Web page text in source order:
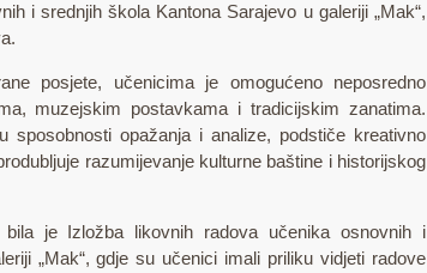
i srednjih škola Kantona Sarajevo u galeriji „Mak“,
posjete, učenicima je omogućeno neposredno
muzejskim postavkama i tradicijskim zanatima.
sposobnosti opažanja i analize, podstiče kreativno
razumijevanje kulturne baštine i historijskog
bila je Izložba likovnih radova učenika osnovnih i
„Mak“, gdje su učenici imali priliku vidjeti radove